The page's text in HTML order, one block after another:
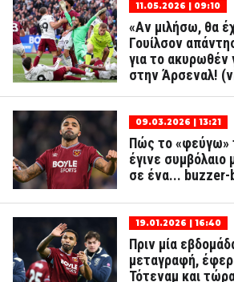
11.05.2026 | 09:10
«Αν μιλήσω, θα
Γουίλσον
για το ακυρωθέν
στην Άρσεναλ!
09.03.2026 | 13:21
Πώς το «φεύγω»
έγινε συμβόλαιο
σε ένα... buzzer-
19.01.2026 | 16:40
Πριν μία
μεταγραφή,
Τότεναμ και